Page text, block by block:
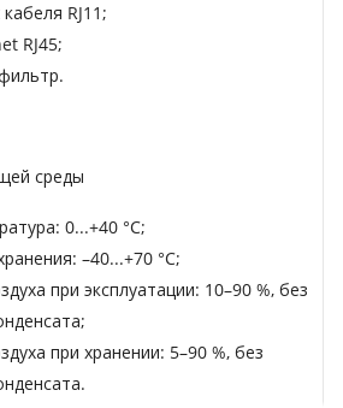
RJ11;
RJ45;
среды
0...+40 °C;
–40...+70 °C;
при эксплуатации: 10–90 %, без
при хранении: 5–90 %, без